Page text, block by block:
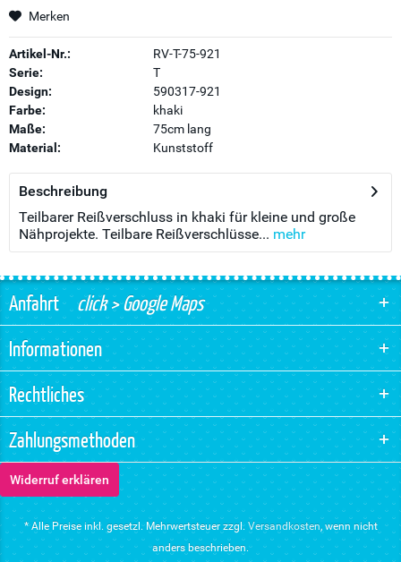
Merken
Artikel-Nr.:
RV-T-75-921
Serie:
T
Design:
590317-921
Farbe:
khaki
Maße:
75cm lang
Material:
Kunststoff
Beschreibung
Teilbarer Reißverschluss in khaki für kleine und große
Nähprojekte. Teilbare Reißverschlüsse... mehr
Anfahrtclick > Google Maps
Informationen
Rechtliches
Zahlungsmethoden
Widerruf erklären
* Alle Preise inkl. gesetzl. Mehrwertsteuer zzgl. Versandkosten, wenn nicht
anders beschrieben.